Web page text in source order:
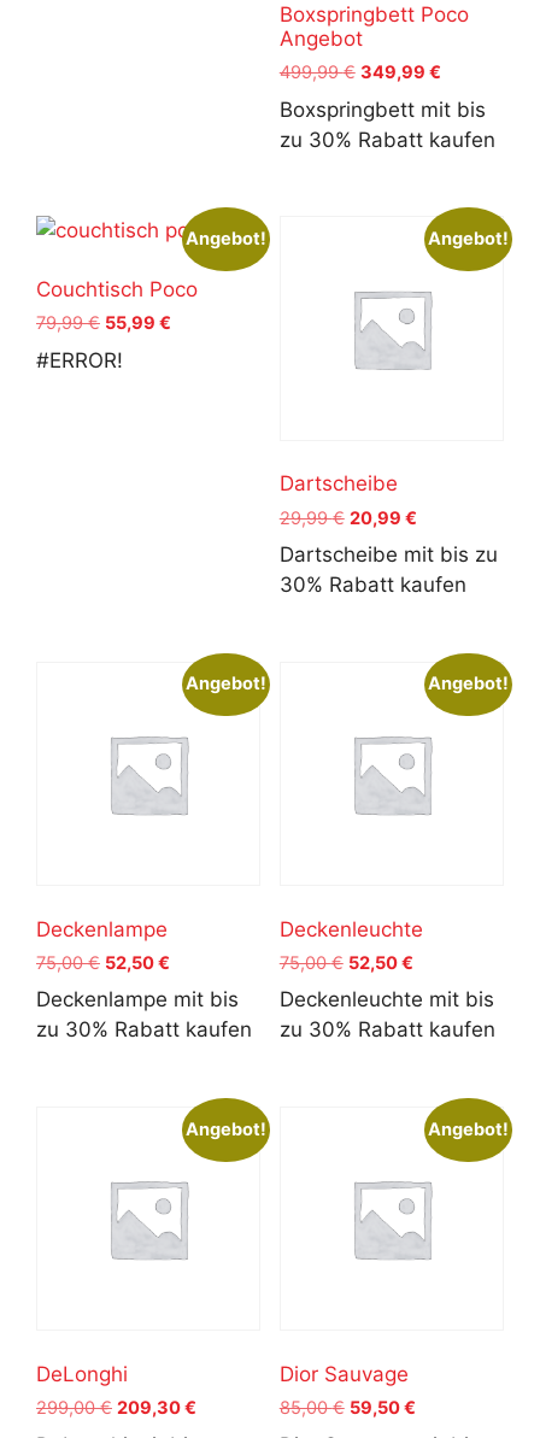
Boxspringbett Poco
Angebot
499,99€ Ursprünglicher
Preis
war:
499,99 €
349,99 €Aktueller
Preis
ist:
349,99 €.
Boxspringbett mit bis
zu 30% Rabatt kaufen
Angebot!
Couchtisch Poco
79,99€ Ursprünglicher
Preis
war:
55,99 €
#ERROR!
Angebot!
Dartscheibe
29,99€ Ursprünglicher
Preis
war:
29,99 €
20,99 €Aktueller
Preis
ist:
20,99 €.
Dartscheibe mit bis zu
30% Rabatt kaufen
Angebot!
Deckenlampe
75,00€ Ursprünglicher
Preis
war:
75,00 €
52,50€
Preis
ist:
52,50 €.
Deckenlampe mit bis
zu 30% Rabatt kaufen
Angebot!
Deckenleuchte
75,00€ Ursprünglicher
Preis
war:
75,00 €
52,50€Aktueller
Preis
ist:
52,50 €.
Deckenleuchte mit bis
zu 30% Rabatt kaufen
Angebot!
DeLonghi
299,00€ Ursprünglicher
Preis
209,30€
Angebot!
Dior Sauvage
85,00€ Ursprünglicher
59,50€Aktueller
Preis